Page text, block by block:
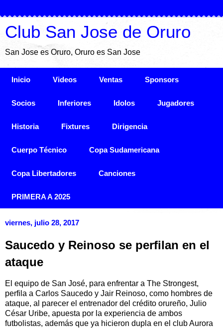
Club San Jose de Oruro
San Jose es Oruro, Oruro es San Jose
Inicio Videos Ventas Sponsors
Socios Inferiores Idolos Jugadores
Historia Fixtures Dirigencia
Cuerpo Técnico Copa Sudamericana
Copa Libertadores Canciones
PRIMERA A 2025
viernes, julio 28, 2017
Saucedo y Reinoso se perfilan en el
ataque
El equipo de San José, para enfrentar a The Strongest,
perfila a Carlos Saucedo y Jair Reinoso, como hombres de
ataque, al parecer el entrenador del crédito orureño, Julio
César Uribe, apuesta por la experiencia de ambos
futbolistas, además que ya hicieron dupla en el club Aurora